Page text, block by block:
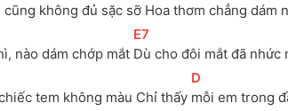
cũng không đủ sặc sỡ Hoa thơm chẳng dám
nào dám chớp mắt
[E7
Dù cho đôi mắt đã nhức
tem không màu Chỉ thấy
[D
mỗi em trong